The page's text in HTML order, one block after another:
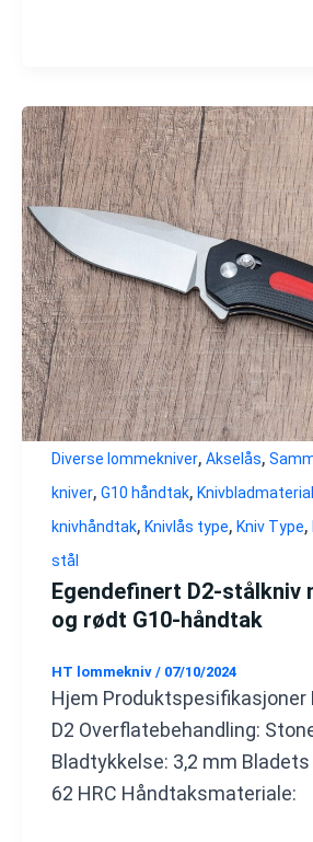
Diverse lommekniver, Akselås,
kniver, G10 håndtak,
knivhåndtak, Knivlås type, Kniv Type,
stål
Egendefinert D2-stålkniv
og rødt G10-håndtak
HT lommekniv / 07/10/2024
Hjem Produktspesifikasjoner
D2 Overflatebehandling:
Bladtykkelse: 3,2 mm
62 HRC Håndtaksmateriale: